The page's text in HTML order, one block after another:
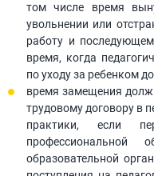
том числе время
увольнении или
работу и
время, когда
по уходу за ребенком
время замещения
трудовому договору в
практики, если
профессиональной
образовательной